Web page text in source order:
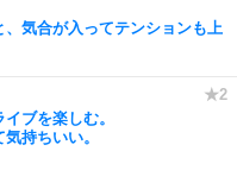
気合が入ってテンションも上
ブを楽しむ。
持ちいい。